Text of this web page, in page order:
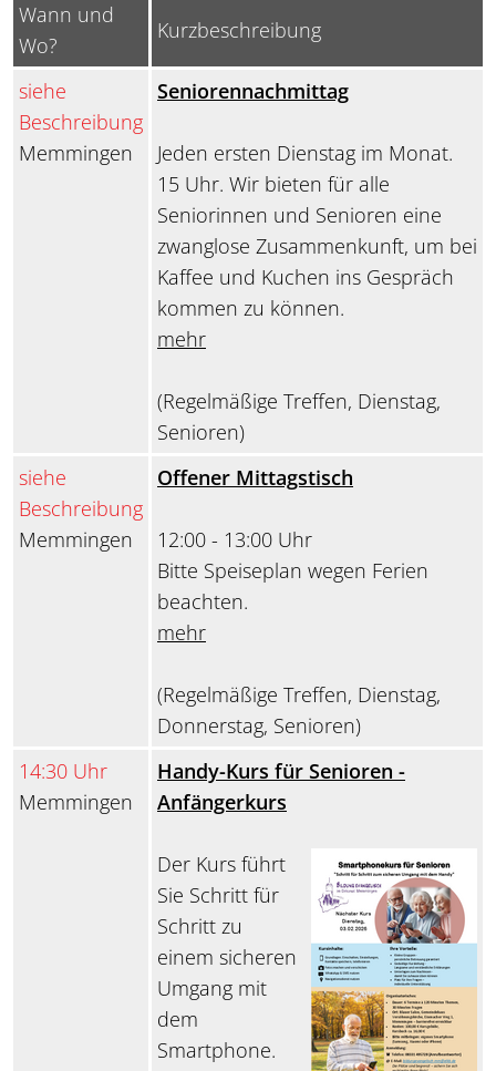
Wann und
Wo?
Kurzbeschreibung
siehe
Beschreibung
Memmingen
Seniorennachmittag
Jeden ersten Dienstag im Monat.
15 Uhr. Wir bieten für alle
Seniorinnen und Senioren eine
zwanglose Zusammenkunft, um bei
Kaffee und Kuchen ins Gespräch
kommen zu können.
mehr
(Regelmäßige Treffen, Dienstag,
Senioren)
siehe
Beschreibung
Memmingen
Offener Mittagstisch
12:00 - 13:00 Uhr
Bitte Speiseplan wegen Ferien
beachten.
mehr
(Regelmäßige Treffen, Dienstag,
Donnerstag, Senioren)
14:30 Uhr
Memmingen
Handy-Kurs für Senioren -
Anfängerkurs
Der Kurs führt
Sie Schritt für
Schritt zu
einem sicheren
Umgang mit
dem
Smartphone.